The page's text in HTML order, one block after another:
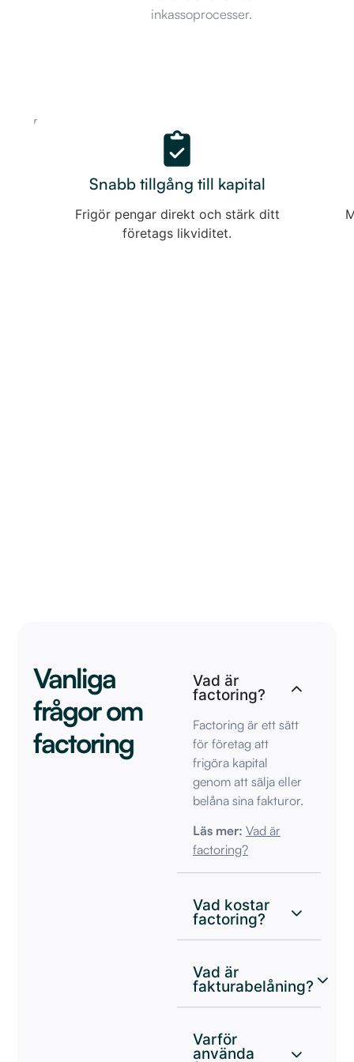
inkassoprocesser.
Fördelar
factoring
Factoring
Snabb tillgång till kapital
Frigör pengar direkt och stärk ditt
företags likviditet.
Vanliga
frågor om
factoring
Vad är
factoring?
Factoring är ett sätt
för företag att
frigöra kapital
genom att sälja eller
belåna sina fakturor.
Läs mer: Vad är
factoring?
Vad kostar
factoring?
Vad är
fakturabelåning?
Varför
använda